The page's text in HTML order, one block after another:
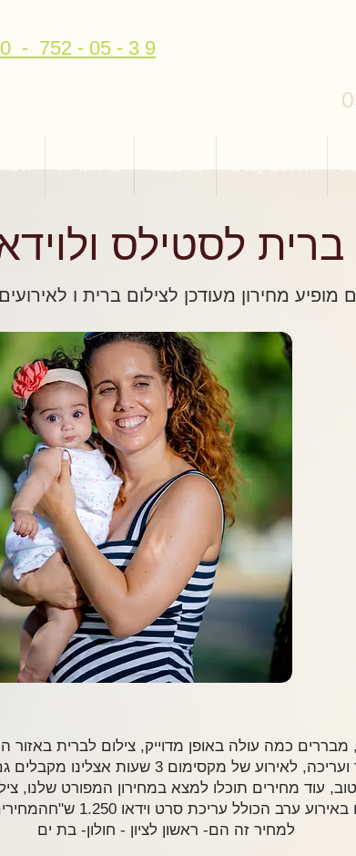
- 752 - 05 - 3 9
ברית לסטילס
מופיע מחירון מעודכן לצילום ברית ו
לצילום תמונות מהאירוע, כולל עיבוד ועריכה,
לאירוע בן 5 שעות, תוספת
למחיר זה הם- ראשון לציון - חולון- בת ים